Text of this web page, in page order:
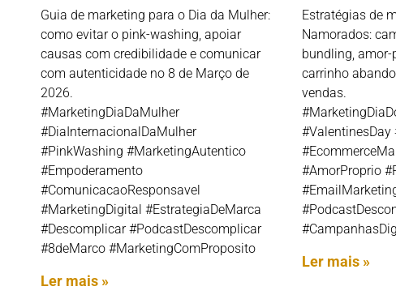
Guia de marketing para o Dia da Mulher:
como evitar o pink-washing, apoiar
causas com credibilidade e comunicar
com autenticidade no 8 de Março de
2026.
#MarketingDiaDaMulher
#DiaInternacionalDaMulher
#PinkWashing #MarketingAutentico
#Empoderamento
#ComunicacaoResponsavel
#MarketingDigital #EstrategiaDeMarca
#Descomplicar #PodcastDescomplicar
#8deMarco #MarketingComProposito
Ler mais »
Estratégias de
Namorados:
bundling, amor-
carrinho
vendas.
#AmorProprio
Ler mais »